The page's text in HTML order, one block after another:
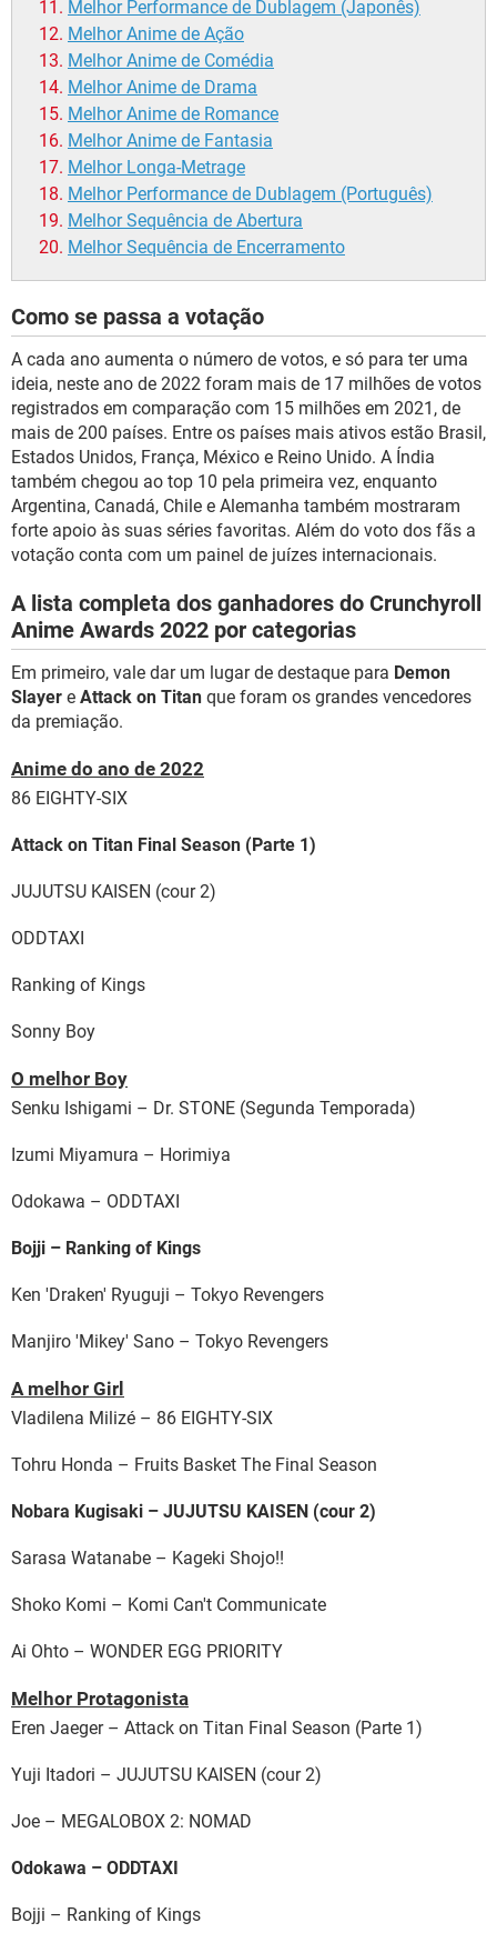
Melhor Performance de Dublagem (Japonês)
Melhor Anime de Ação
Melhor Anime de Comédia
Melhor Anime de Drama
Melhor Anime de Romance
Melhor Anime de Fantasia
Melhor Longa-Metrage
Melhor Performance de Dublagem (Português)
Melhor Sequência de Abertura
Melhor Sequência de Encerramento
Como se passa a votação
A cada ano aumenta o número de votos, e só para ter uma
ideia, neste ano de 2022 foram mais de 17 milhões de votos
registrados em comparação com 15 milhões em 2021, de
mais de 200 países. Entre os países mais ativos estão Brasil,
Estados Unidos, França, México e Reino Unido. A Índia
também chegou ao top 10 pela primeira vez, enquanto
Argentina, Canadá, Chile e Alemanha também mostraram
forte apoio às suas séries favoritas. Além do voto dos fãs a
votação conta com um painel de juízes internacionais.
A lista completa dos ganhadores do Crunchyroll
Anime Awards 2022 por categorias
Em primeiro, vale dar um lugar de destaque para Demon
Slayer e Attack on Titan que foram os grandes vencedores
da premiação.
Anime do ano de 2022
86 EIGHTY-SIX
Attack on Titan Final Season (Parte 1)
JUJUTSU KAISEN (cour 2)
ODDTAXI
Ranking of Kings
Sonny Boy
O melhor Boy
Senku Ishigami – Dr. STONE (Segunda Temporada)
Izumi Miyamura – Horimiya
Odokawa – ODDTAXI
Bojji – Ranking of Kings
Ken 'Draken' Ryuguji – Tokyo Revengers
Manjiro 'Mikey' Sano – Tokyo Revengers
A melhor Girl
Vladilena Milizé – 86 EIGHTY-SIX
Tohru Honda – Fruits Basket The Final Season
Nobara Kugisaki – JUJUTSU KAISEN (cour 2)
Sarasa Watanabe – Kageki Shojo!!
Shoko Komi – Komi Can't Communicate
Ai Ohto – WONDER EGG PRIORITY
Melhor Protagonista
Eren Jaeger – Attack on Titan Final Season (Parte 1)
Yuji Itadori – JUJUTSU KAISEN (cour 2)
Joe – MEGALOBOX 2: NOMAD
Odokawa – ODDTAXI
Bojji – Ranking of Kings